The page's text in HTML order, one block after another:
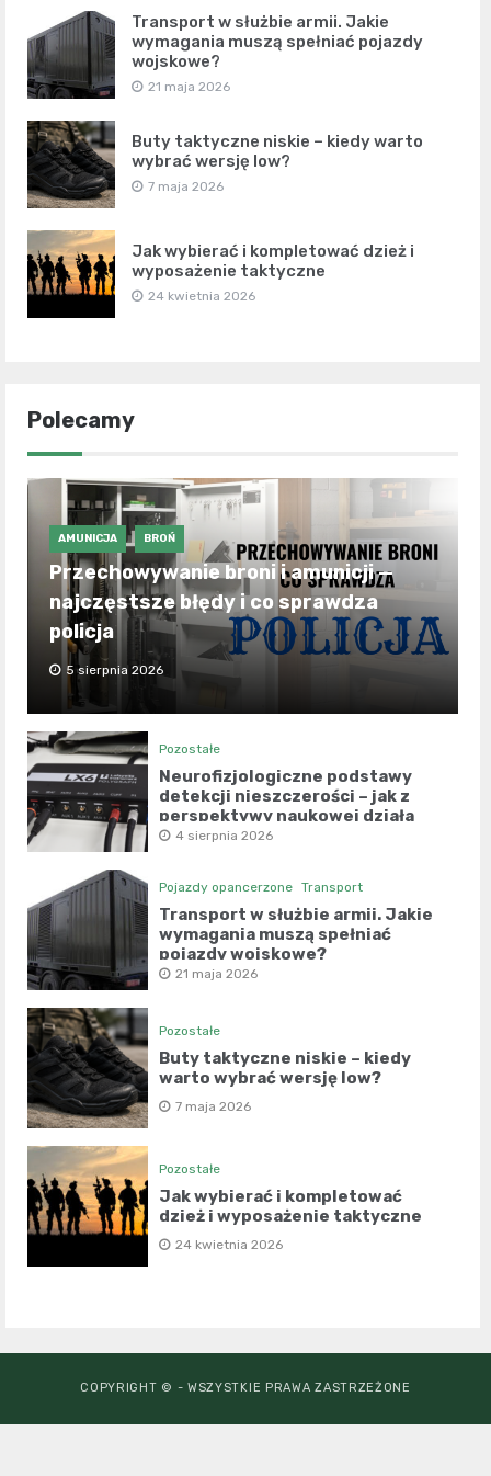
Transport w służbie armii. Jakie
wymagania muszą spełniać pojazdy
wojskowe?
21 maja 2026
Buty taktyczne niskie – kiedy warto
wybrać wersję low?
7 maja 2026
Jak wybierać i kompletować dzież i
wyposażenie taktyczne
24 kwietnia 2026
Polecamy
AMUNICJA BROŃ
Przechowywanie broni i amunicji —
najczęstsze błędy i co sprawdza
policja
5 sierpnia 2026
Pozostałe
Neurofizjologiczne podstawy
detekcji nieszczerości – jak z
perspektywy naukowej działa
współczesny wariograf?
4 sierpnia 2026
Pojazdy opancerzone Transport
Transport w służbie armii. Jakie
wymagania muszą spełniać
pojazdy wojskowe?
21 maja 2026
Pozostałe
Buty taktyczne niskie – kiedy
warto wybrać wersję low?
7 maja 2026
Pozostałe
Jak wybierać i kompletować
dzież i wyposażenie taktyczne
24 kwietnia 2026
COPYRIGHT © - WSZYSTKIE PRAWA ZASTRZEŻONE